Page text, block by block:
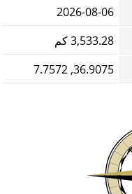
2026-08-06
3,533.28 كم
36.9075, 7.7572